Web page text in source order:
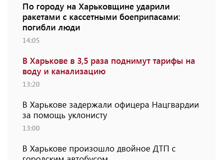
По городу на Харьковщине ударили
ракетами с кассетными боеприпасами:
погибли люди
14:05
В Харькове в 3,5 раза поднимут тарифы на
воду и канализацию
13:20
В Харькове задержали офицера Нацгвардии
за помощь уклонисту
13:00
В Харькове произошло двойное ДТП с